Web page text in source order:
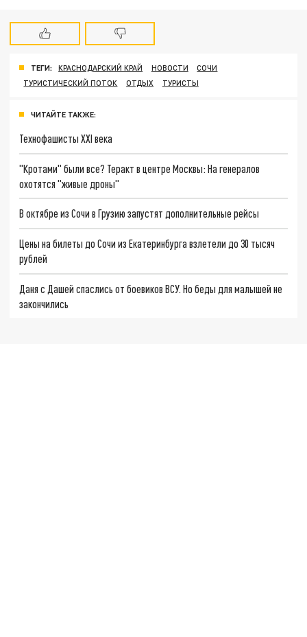
ТЕГИ: КРАСНОДАРСКИЙ КРАЙ НОВОСТИ
СОЧИ
ТУРИСТИЧЕСКИЙ ПОТОК
ОТДЫХ ТУРИСТЫ
ЧИТАЙТЕ ТАКЖЕ:
Технофашисты XXI века
"Кротами" были все? Теракт в центре Москвы: На генералов
охотятся "живые дроны"
В октябре из Сочи в Грузию запустят дополнительные рейсы
Цены на билеты до Сочи из Екатеринбурга взлетели до 30 тысяч
рублей
Даня с Дашей спаслись от боевиков ВСУ. Но беды для малышей не
закончились